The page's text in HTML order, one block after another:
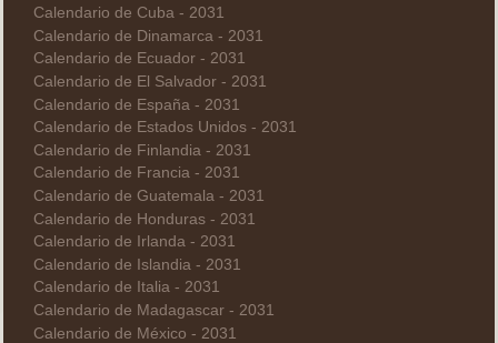
Calendario de Cuba - 2031
Calendario de Dinamarca - 2031
Calendario de Ecuador - 2031
Calendario de El Salvador - 2031
Calendario de España - 2031
Calendario de Estados Unidos - 2031
Calendario de Finlandia - 2031
Calendario de Francia - 2031
Calendario de Guatemala - 2031
Calendario de Honduras - 2031
Calendario de Irlanda - 2031
Calendario de Islandia - 2031
Calendario de Italia - 2031
Calendario de Madagascar - 2031
Calendario de México - 2031